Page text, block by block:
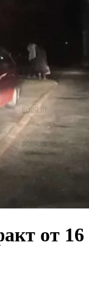
от 16